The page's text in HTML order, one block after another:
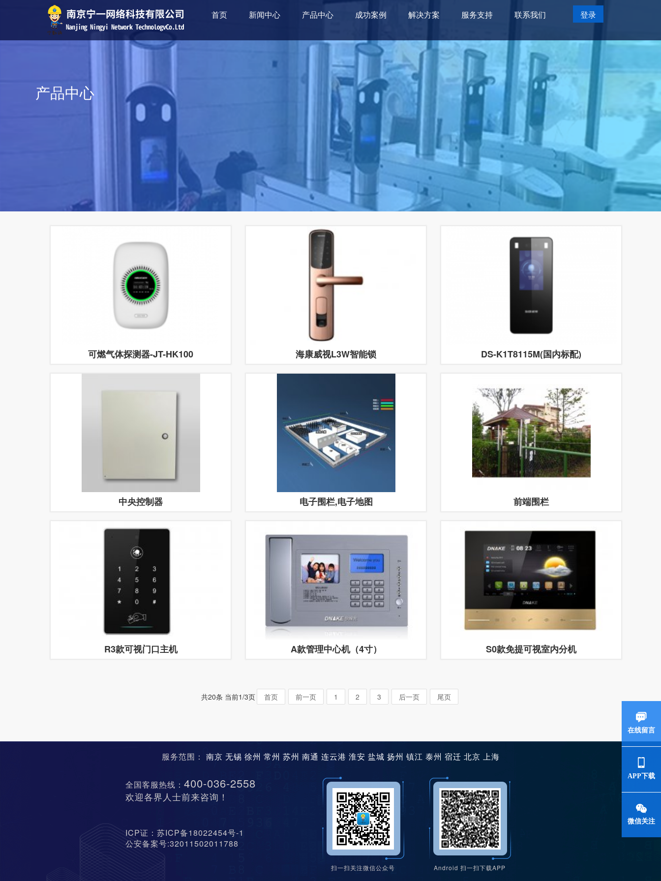
首页 新闻中心 产品中心 成功案例 解决方案 服务支持 联系我们 登录
产品中心
可燃气体探测器-JT-HK100 海康威视L3W智能锁 DS-K1T8115M(国内标配)
中央控制器 电子围栏,电子地图 前端围栏
R3款可视门口主机 A款管理中心机（4寸） S0款免提可视室内分机
共20条 当前1/3页 首页 前一页 1 2 3 后一页 尾页
服务范围： 南京 无锡 徐州 常州 苏州 南通 连云港 淮安 盐城 扬州 镇江 泰州 宿迁 北京 上海
全国客服热线：400-036-2558
欢迎各界人士前来咨询！
ICP证：苏ICP备18022454号-1
公安备案号:32011502011788
扫一扫关注微信公众号 Android 扫一扫下载APP
在线留言
APP下载
微信关注